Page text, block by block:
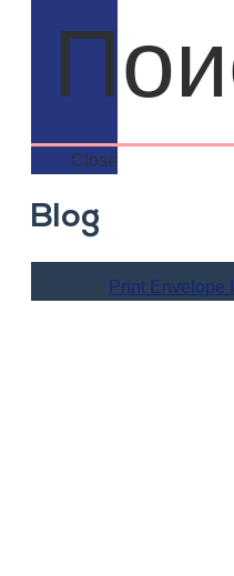
Close
Blog
Print Envelope